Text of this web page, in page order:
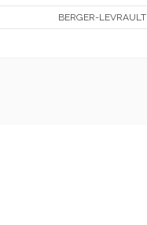
BERGER-LEVRAULT